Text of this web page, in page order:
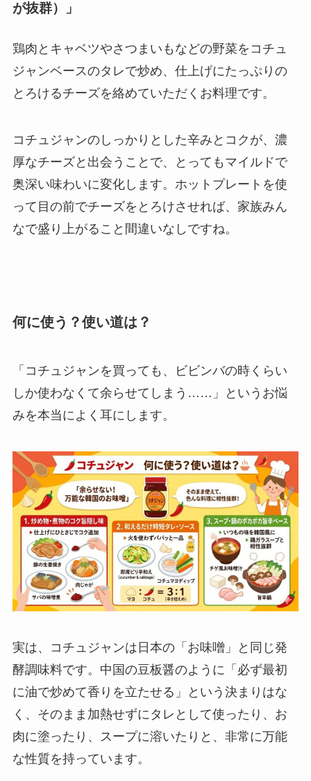
が抜群）」
鶏肉とキャベツやさつまいもなどの野菜をコチュ
ジャンベースのタレで炒め、仕上げにたっぷりの
とろけるチーズを絡めていただくお料理です。
コチュジャンのしっかりとした辛みとコクが、濃
厚なチーズと出会うことで、とってもマイルドで
奥深い味わいに変化します。ホットプレートを使
って目の前でチーズをとろけさせれば、家族みん
なで盛り上がること間違いなしですね。
何に使う？使い道は？
「コチュジャンを買っても、ビビンバの時くらい
しか使わなくて余らせてしまう……」というお悩
みを本当によく耳にします。
実は、コチュジャンは日本の「お味噌」と同じ発
酵調味料です。中国の豆板醤のように「必ず最初
に油で炒めて香りを立たせる」という決まりはな
く、そのまま加熱せずにタレとして使ったり、お
肉に塗ったり、スープに溶いたりと、非常に万能
な性質を持っています。